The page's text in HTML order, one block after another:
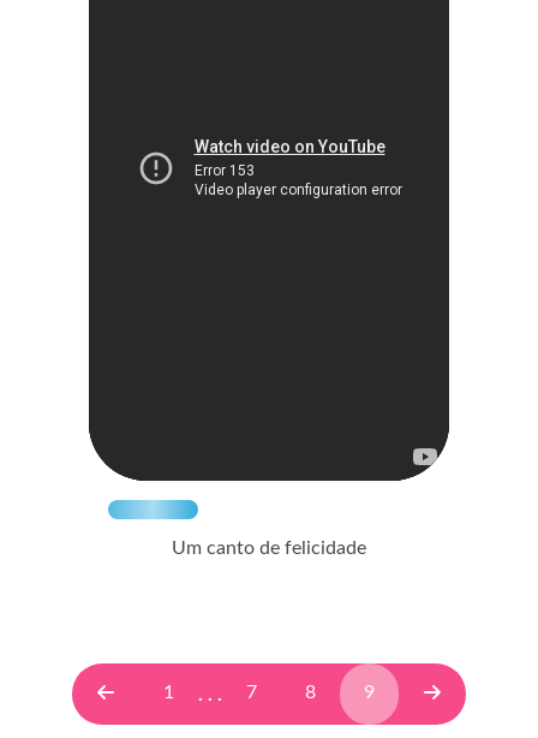
Um canto de felicidade
1 . . . 7 8 9